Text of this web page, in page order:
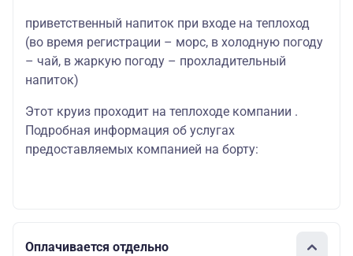
приветственный напиток при входе на теплоход
(во время регистрации – морс, в холодную погоду
– чай, в жаркую погоду – прохладительный
напиток)
Этот круиз проходит на теплоходе компании .
Подробная информация об услугах
предоставляемых компанией на борту:
Оплачивается отдельно